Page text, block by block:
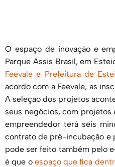
O espaço de inovação e
Parque Assis Brasil, em
Feevale e Prefeitura de
acordo com a Feevale, as
A seleção dos projetos
seus negócios, com projetos
empreendedor terá seis
contrato de pré-incubação e
pode ser feito também pelo
é que o espaço que fica